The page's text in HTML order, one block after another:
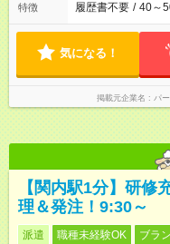
特徴 履歴書不要 / 40～
気になる！
掲載元企業名 パ
【関内駅1分】研修
理＆発注！9:30～
派遣 職種未経験OK ブラ